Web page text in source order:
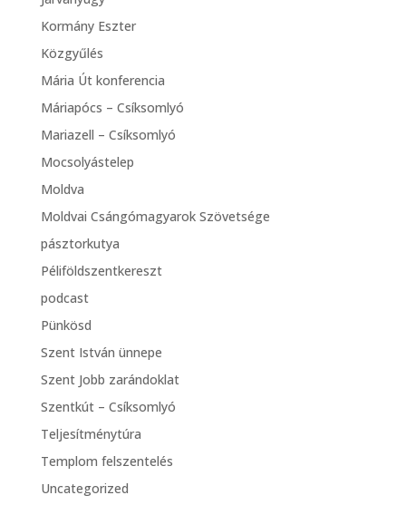
Kormány Eszter
Közgyűlés
Mária Út konferencia
Máriapócs – Csíksomlyó
Mariazell – Csíksomlyó
Mocsolyástelep
Moldva
Moldvai Csángómagyarok Szövetsége
pásztorkutya
Péliföldszentkereszt
podcast
Pünkösd
Szent István ünnepe
Szent Jobb zarándoklat
Szentkút – Csíksomlyó
Teljesítménytúra
Templom felszentelés
Uncategorized